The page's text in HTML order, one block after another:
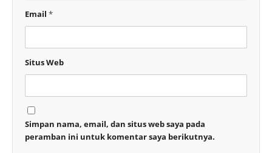
Email *
Situs Web
Simpan nama, email, dan situs web saya pada
peramban ini untuk komentar saya berikutnya.